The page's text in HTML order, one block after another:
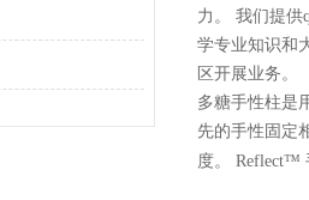
力。 我们提供
学专业知识和
区开展业务。
多糖手性柱是
先的手性固定
度。 Reflect™